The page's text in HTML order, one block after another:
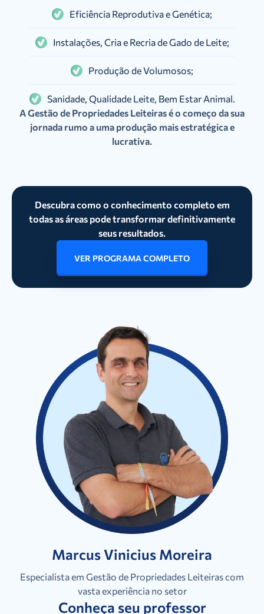
Eficiência Reprodutiva e Genética;
Instalações, Cria e Recria de Gado de Leite;
Produção de Volumosos;
Sanidade, Qualidade Leite, Bem Estar Animal.
A Gestão de Propriedades Leiteiras é o começo da sua
jornada rumo a uma produção mais estratégica e
lucrativa.
Descubra como o conhecimento completo em
todas as áreas pode transformar definitivamente
seus resultados.
VER PROGRAMA COMPLETO
Conheça seu professor
Marcus Vinicius Moreira
Especialista em Gestão de Propriedades Leiteiras com
vasta experiência no setor